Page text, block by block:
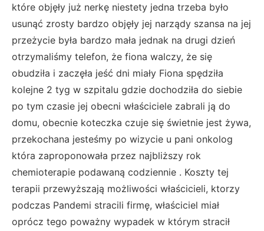
które objęły już nerkę niestety jedna trzeba było
usunąć zrosty bardzo objęły jej narządy szansa na jej
przeżycie była bardzo mała jednak na drugi dzień
otrzymaliśmy telefon, że fiona walczy, że się
obudziła i zaczęła jeść dni miały Fiona spędziła
kolejne 2 tyg w szpitalu gdzie dochodziła do siebie
po tym czasie jej obecni właściciele zabrali ją do
domu, obecnie koteczka czuje się świetnie jest żywa,
przekochana jesteśmy po wizycie u pani onkolog
która zaproponowała przez najbliższy rok
chemioterapie podawaną codziennie . Koszty tej
terapii przewyższają możliwości właścicieli, ktorzy
podczas Pandemi stracili firmę, właściciel miał
oprócz tego poważny wypadek w którym stracił